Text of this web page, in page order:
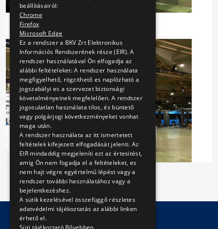
beállításairól:
Chrome
Firefox
Microsoft Edge
Ez a rendszer a BKV Zrt Elektronikus
Információs Rendszerének része (EIR). A
rendszer használatával Ön elfogadja az
alábbi feltételeket: A rendszer használata
megfigyelhető, rögzithető es naplózható a
jogszabályi es a szervezet biztonsági
követelményeinek megfelelően. A rendszer
jogosulatlan használata tilos, és büntető
vagy polgárjogi következményeket vonhat
maga után.
A rendszer használata az itt ismertetett
feltételek kifejezett elfogadását jelenti. Az
EIR mindaddig megjeleníti ezt az értesitést,
amig Ön nem fogadja el a feltételeket, es
nem hajt végre egyértelmű lépést vagy a
rendszer további használatához vagy a
bejelentkezéshez.
A sütik kezelésével összefüggő részletes
adatvédelmi tájékoztatás az alábbi linken
érhető el.
Süti tájékoztató Bővebben